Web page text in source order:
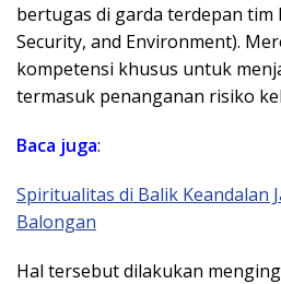
bertugas di garda terdepan tim
Security, and Environment).
kompetensi khusus untuk
termasuk penanganan risiko
Baca juga:
Spiritualitas di Balik Keandalan
Balongan
Hal tersebut dilakukan